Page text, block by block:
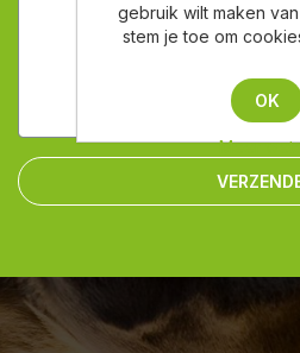
gebruik wilt maken
stem je toe om
OK
Meer